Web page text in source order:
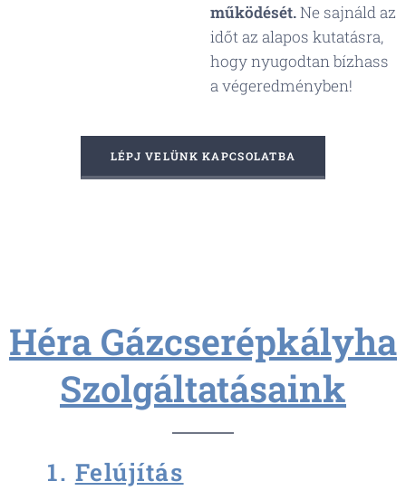
működését.Ne sajnáld az
időt az alapos kutatásra,
hogy nyugodtan bízhass
a végeredményben! 😊
LÉPJ VELÜNK KAPCSOLATBA
Héra Gázcserépkályha
Szolgáltatásaink
1. Felújítás